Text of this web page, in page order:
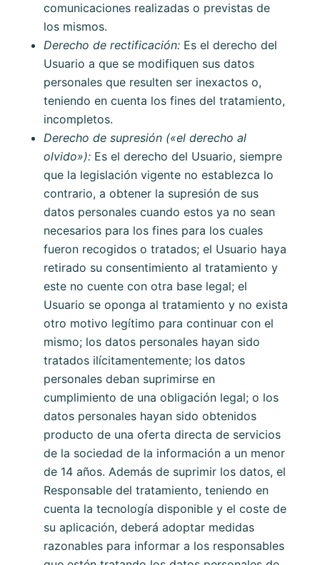
comunicaciones realizadas o previstas de
los mismos.
Derecho de rectificación:Es el derecho del
Usuario a que se modifiquen sus datos
personales que resulten ser inexactos o,
teniendo en cuenta los fines del tratamiento,
incompletos.
Derecho de supresión («el derecho al
olvido»):Es el derecho del Usuario, siempre
que la legislación vigente no establezca lo
contrario, a obtener la supresión de sus
datos personales cuando estos ya no sean
necesarios para los fines para los cuales
fueron recogidos o tratados; el Usuario haya
retirado su consentimiento al tratamiento y
este no cuente con otra base legal; el
Usuario se oponga al tratamiento y no exista
otro motivo legítimo para continuar con el
mismo; los datos personales hayan sido
tratados ilícitamentemente; los datos
personales deban suprimirse en
cumplimiento de una obligación legal; o los
datos personales hayan sido obtenidos
producto de una oferta directa de servicios
de la sociedad de la información a un menor
de 14 años. Además de suprimir los datos, el
Responsable del tratamiento, teniendo en
cuenta la tecnología disponible y el coste de
su aplicación, deberá adoptar medidas
razonables para informar a los responsables